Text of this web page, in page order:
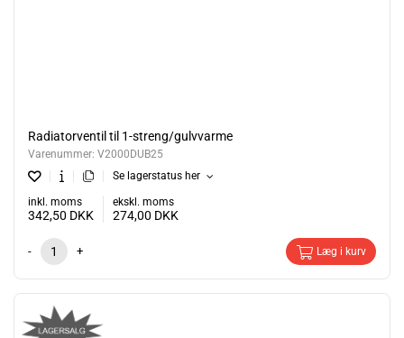
Radiatorventil til 1-streng/gulvvarme
Varenummer: V2000DUB25
Se lagerstatus her
inkl. moms
342,50 DKK
ekskl. moms
274,00 DKK
- + Læg i kurv